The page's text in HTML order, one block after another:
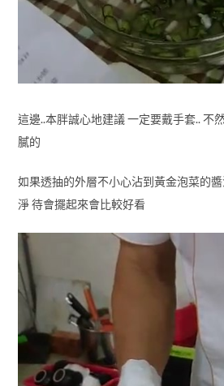
這邊..本胖誠心地建議 一定要戴手套.. 不
膩的
如果透抽的外層不小心沾到黃金泡菜的
淨 待會擺起來會比較好看